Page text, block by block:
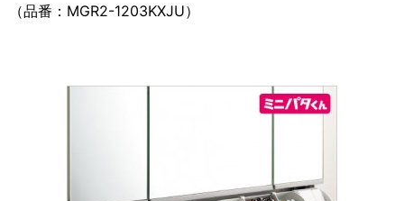
（品番：MGR2-1203KXJU）